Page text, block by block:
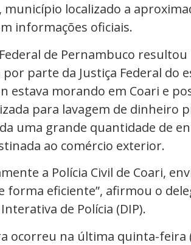
localizado a
informações oficiais.
de Pernambuco resultou
parte da Justiça Federal do
estava morando em Coari e
para lavagem de dinheiro
uma grande quantidade de
ao comércio exterior.
a Polícia Civil de Coari,
eficiente”, afirmou o
de Polícia (DIP).
ocorreu na última quinta-feira